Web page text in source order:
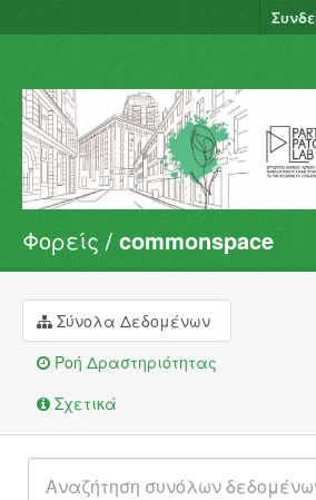
Σύνολα Δεδομένων
Φορείς
Ομάδες
Σχετικά
Φορείς commonspace
Σύνολα Δεδομένων
Ροή Δραστηριότητας
Σχετικά